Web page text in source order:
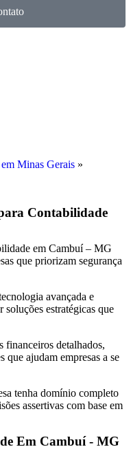
Minas Gerais »
Contabilidade
em Cambuí – MG
que priorizam segurança
avançada e
soluções estratégicas que
financeiros detalhados,
que ajudam empresas a se
tenha domínio completo
assertivas com base em
Em Cambuí - MG